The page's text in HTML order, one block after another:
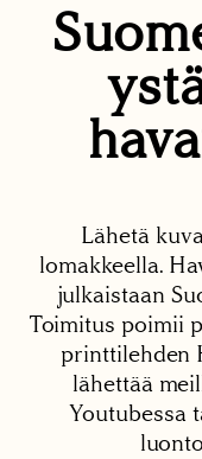
Lähetä
lomakkeella.
julkaistaan
Toimitus poimii
printtilehden
lähettää
Youtubessa